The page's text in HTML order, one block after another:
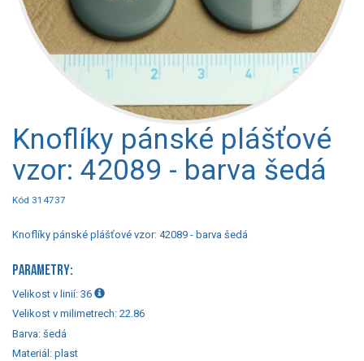
Knoflíky pánské plášťové
vzor: 42089 - barva šedá
Kód 314737
Knoflíky pánské plášťové vzor: 42089 - barva šedá
PARAMETRY:
Velikost v linií: 36
Velikost v milimetrech: 22.86
Barva: šedá
Materiál: plast